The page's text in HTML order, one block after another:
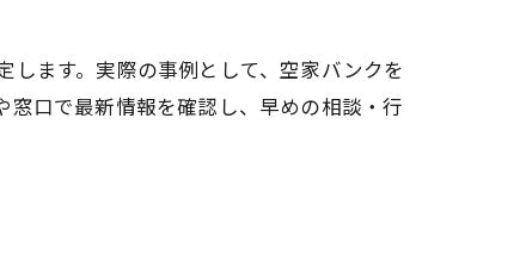
ます。実際の事例として、空家バンクを
口で最新情報を確認し、早めの相談・行